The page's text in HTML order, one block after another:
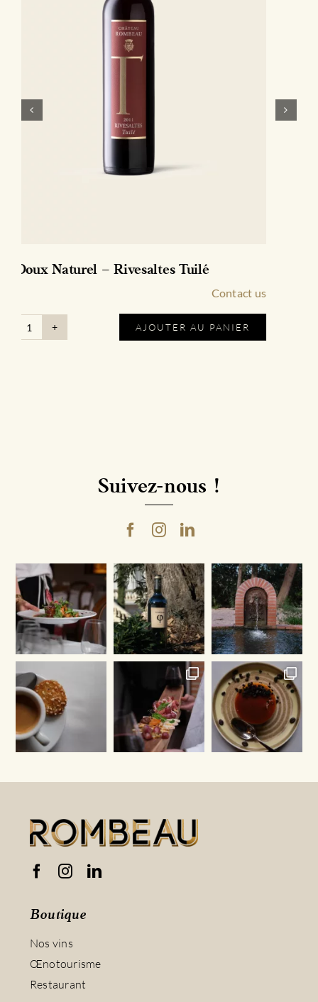
Ceramista – IGP Côtes Catalanes Rosé
Contact us
AJOUTER AU PANIER
Suivez-nous !
Boutique
Nos vins
Œnotourisme
Restaurant